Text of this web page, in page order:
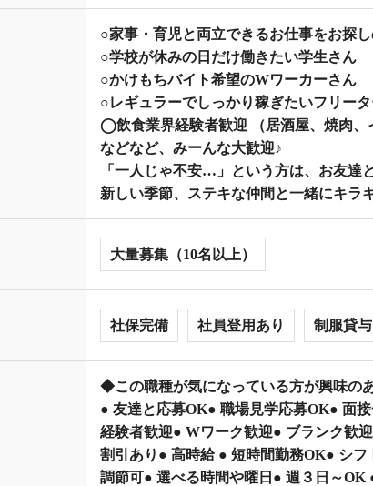
○家事・育児と両立できるお仕事をお探
○学校が休みの日だけ働きたい学生さん
○かけもちバイト希望のWワーカーさん
○レギュラーでしっかり稼ぎたいフリー
◯飲食業界経験者歓迎 （居酒屋、焼肉、
などなど、みーんな大歓迎♪
「一人じゃ不安…」という方は、お友達
新しい季節、ステキな仲間と一緒にキラ
大量募集（10名以上）
社保完備 社員登用あり 制服貸与
◆この職種が気になっている方が興味の
● 友達と応募OK● 職場見学応募OK● 面
経験者歓迎● Wワーク歓迎● ブランク歓
割引あり● 高時給 ● 短時間勤務OK● シ
調節可● 選べる時間や曜日● 週３日～